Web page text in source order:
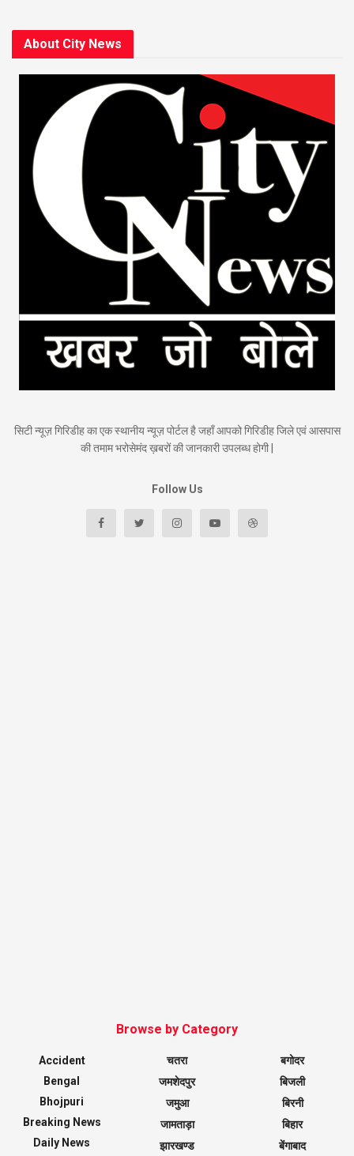
About City News
सिटी न्यूज़ गिरिडीह का एक स्थानीय न्यूज़ पोर्टल है जहाँ आपको गिरिडीह जिले एवं आसपास
की तमाम भरोसेमंद ख़बरों की जानकारी उपलब्ध होगी |
Follow Us
Browse by Category
Accident
Bengal
Bhojpuri
Breaking News
Daily News
चतरा
जमशेदपुर
जमुआ
जामताड़ा
झारखण्ड
बगोदर
बिजली
बिरनी
बिहार
बेंगाबाद